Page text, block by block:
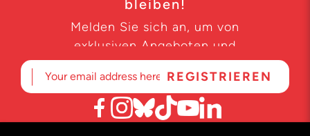
bleiben!
Melden Sie sich an, um von
exklusiven Angeboten und
Produktneuheiten zu erfahren.